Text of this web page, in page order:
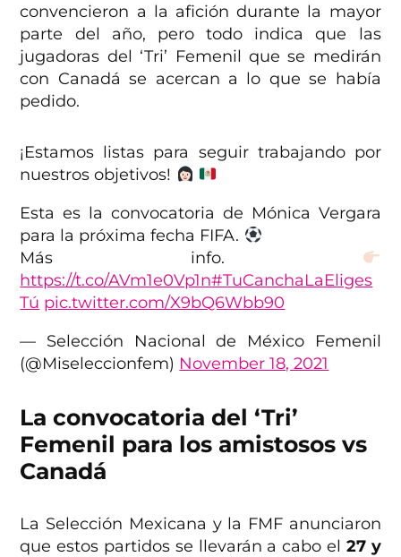
convencieron a la afición durante la mayor
parte del año, pero todo indica que las
jugadoras del ‘Tri’ Femenil que se medirán
con Canadá se acercan a lo que se había
pedido.
¡Estamos listas para seguir trabajando por
nuestros objetivos!
Esta es la convocatoria de Mónica Vergara
para la próxima fecha FIFA.
Más info.
https://t.co/AVm1e0Vp1n#TuCanchaLaEliges
Tú pic.twitter.com/X9bQ6Wbb90
— Selección Nacional de México Femenil
(@Miseleccionfem) November 18, 2021
La convocatoria del ‘Tri’
Femenil para los amistosos vs
Canadá
La Selección Mexicana y la FMF anunciaron
que estos partidos se llevarán a cabo el 27 y